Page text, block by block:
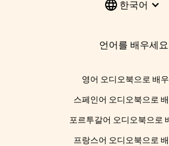
한국어
언어를 배우세요
영어 오디오북으로 배
스페인어 오디오북으로
포르투갈어 오디오북으로
프랑스어 오디오북으로